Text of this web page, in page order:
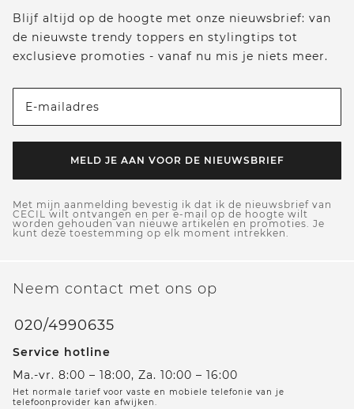
Blijf altijd op de hoogte met onze nieuwsbrief: van
de nieuwste trendy toppers en stylingtips tot
exclusieve promoties - vanaf nu mis je niets meer.
E-mailadres
MELD JE AAN VOOR DE NIEUWSBRIEF
Met mijn aanmelding bevestig ik dat ik de nieuwsbrief van
CECIL wilt ontvangen en per e-mail op de hoogte wilt
worden gehouden van nieuwe artikelen en promoties. Je
kunt deze toestemming op elk moment intrekken.
Neem contact met ons op
020/4990635
Service hotline
Ma.-vr. 8:00 – 18:00, Za. 10:00 – 16:00
Het normale tarief voor vaste en mobiele telefonie van je
telefoonprovider kan afwijken.